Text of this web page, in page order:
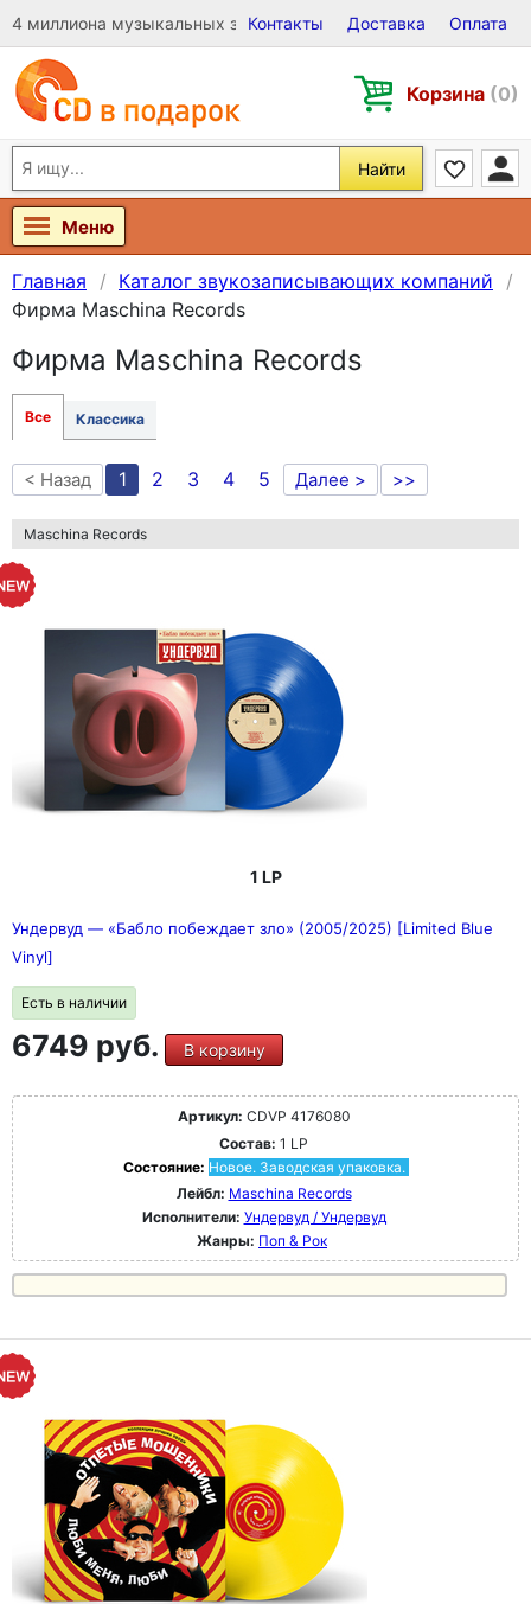
4 миллиона музыкальных записей на Виниле, CD и DVD
Контакты Доставка Оплата
Корзина (0)
Найти
Меню
Главная
Каталог звукозаписывающих компаний
Фирма Maschina Records
Фирма Maschina Records
Все Классика
< Назад 1 2 3 4 5 Далее > >>
Maschina Records
1 LP
Ундервуд — «Бабло побеждает зло» (2005/2025) [Limited Blue
Vinyl]
Есть в наличии
6749 руб. В корзину
Артикул: CDVP 4176080
Состав: 1 LP
Состояние: Новое. Заводская упаковка.
Лейбл: Maschina Records
Исполнители: Ундервуд / Ундервуд
Жанры: Поп & Рок